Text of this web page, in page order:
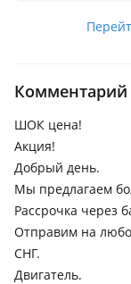
Toyota Caldina
(T19/T21), 1997 -
поколение (T19/T21)
2023 - н.в. XV80,
2001 XV20
V30, 1986 - 1991
Toyota Carina ED
1993 - 1998 3
- 1989 1 поколение
Показать
Комментарий
ШОК цена!
Акция!
Добрый день.
Мы предлагаем
Рассрочка через
Отправим на
СНГ.
Двигатель.